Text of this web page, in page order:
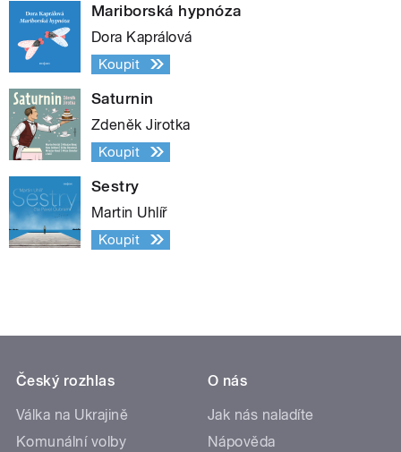
Mariborská hypnóza
Dora Kaprálová
Koupit
Saturnin
Zdeněk Jirotka
Koupit
Sestry
Martin Uhlíř
Koupit
Český rozhlas
Válka na Ukrajině
Komunální volby
O nás
Jak nás naladíte
Nápověda